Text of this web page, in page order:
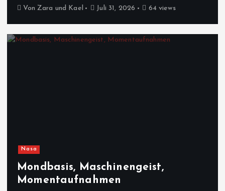
Von Zara und Kael Juli 31, 2026 64 views
Nasa
Mondbasis, Maschinengeist,
Momentaufnahmen